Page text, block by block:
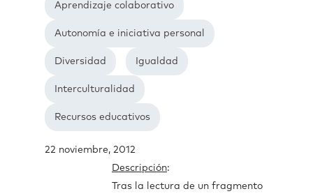
Aprendizaje colaborativo
Autonomía e iniciativa personal
Diversidad Igualdad
Interculturalidad
Recursos educativos
22 noviembre, 2012
Descripción:
Tras la lectura de un fragmento